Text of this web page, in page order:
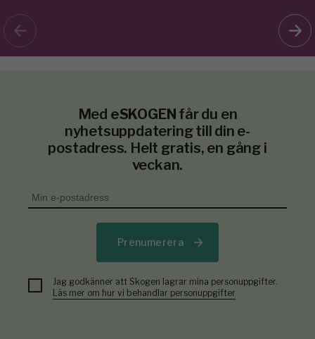
Med eSKOGEN får du en
nyhetsuppdatering till din e-
postadress. Helt gratis, en gång i
veckan.
Prenumerera
Jag godkänner att Skogen lagrar mina personuppgifter.
Läs mer om hur vi behandlar personuppgifter